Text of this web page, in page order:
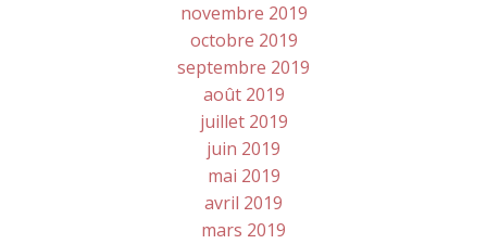
novembre 2019
octobre 2019
septembre 2019
août 2019
juillet 2019
juin 2019
mai 2019
avril 2019
mars 2019